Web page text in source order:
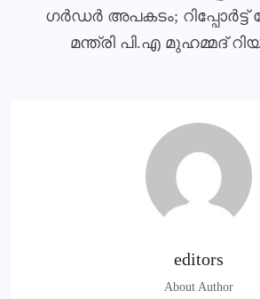
ഗർഡർ അപകടം; റിപ്പോർട്ട്
മന്ത്രി പി.എ മുഹമ്മദ്
editors
About Author